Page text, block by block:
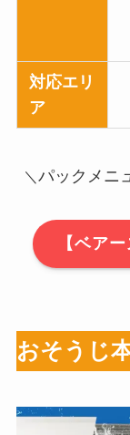
対応エリ
ア
＼ パックメニ
【ベア
おそうじ